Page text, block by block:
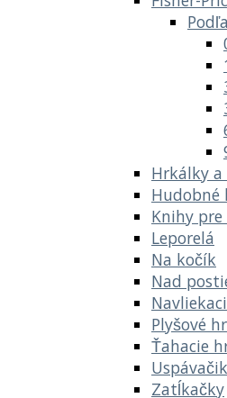
Hrkálky
Hudobné
Knihy
Leporelá
Na kočík
Nad
Plyšové
Ťahacie
Zatĺkačky